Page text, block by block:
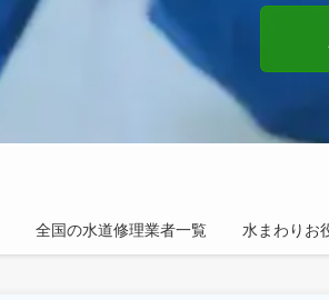
全国の水道修理業者一覧 水まわりお